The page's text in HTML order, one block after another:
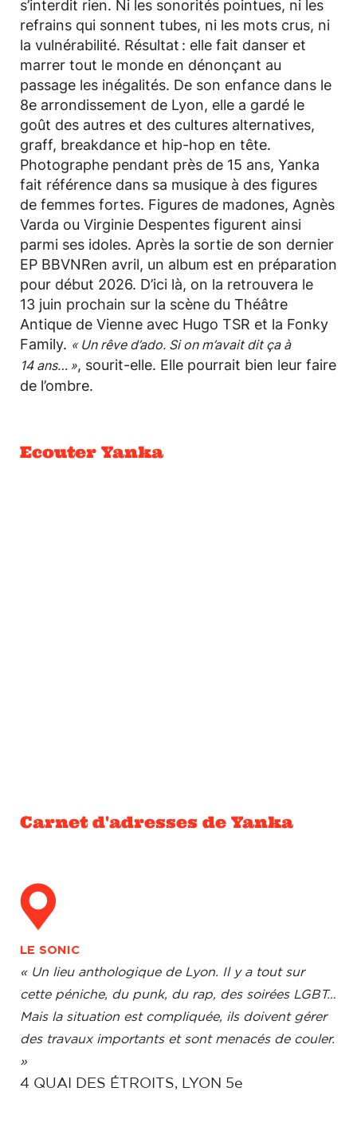
s’interdit rien. Ni les sonorités pointues, ni les
refrains qui sonnent tubes, ni les mots crus, ni
la vulnérabilité. Résultat : elle fait danser et
marrer tout le monde en dénonçant au
passage les inégalités. De son enfance dans le
8e arrondissement de Lyon, elle a gardé le
goût des autres et des cultures alternatives,
graff, breakdance et hip-hop en tête.
Photographe pendant près de 15 ans, Yanka
fait référence dans sa musique à des figures
de femmes fortes. Figures de madones, Agnès
Varda ou Virginie Despentes figurent ainsi
parmi ses idoles. Après la sortie de son dernier
EP BBVNRen avril, un album est en préparation
pour début 2026. D’ici là, on la retrouvera le
13 juin prochain sur la scène du Théâtre
Antique de Vienne avec Hugo TSR et la Fonky
Family. « Un rêve d’ado. Si on m’avait dit ça à
14 ans… », sourit-elle. Elle pourrait bien leur faire
de l’ombre.
Ecouter Yanka
Carnet d'adresses de Yanka
LE SONIC
« Un lieu anthologique de Lyon. Il y a tout sur
cette péniche, du punk, du rap, des soirées LGBT…
Mais la situation est compliquée, ils doivent gérer
des travaux importants et sont menacés de couler.
»
4 QUAI DES ÉTROITS, LYON 5e